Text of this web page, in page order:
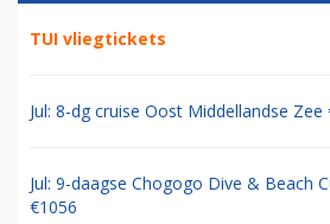
TUI vliegtickets
Jul: 8-dg cruise Oost Middellandse Zee
Jul: 9-daagse Chogogo Dive & Beach
€1056